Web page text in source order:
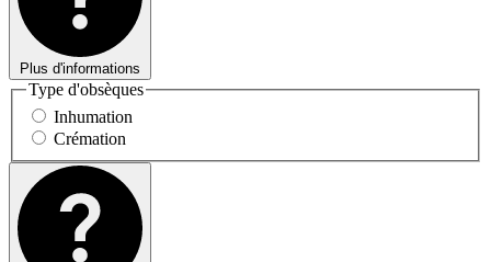
Plus d'informations
Type d'obsèques
Inhumation
Crémation